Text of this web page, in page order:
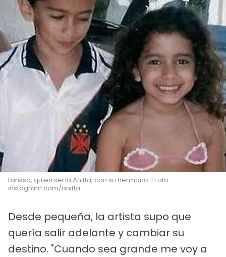
Larissa, quien sería Anitta, con su hermano. | Foto:
instagram.com/anitta
Desde pequeña, la artista supo que
quería salir adelante y cambiar su
destino. "Cuando sea grande me voy a